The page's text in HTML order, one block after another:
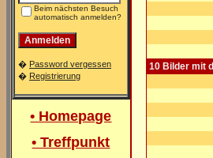
Beim nächsten Besuch
automatisch anmelden?
� Password vergessen
� Registrierung
• Homepage
• Treffpunkt
10 Bilder mit